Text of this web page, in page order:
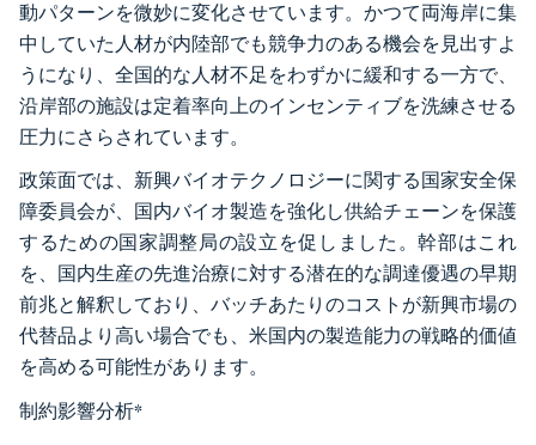
動パターンを微妙に変化させています。かつて両海岸に集
中していた人材が内陸部でも競争力のある機会を見出すよ
うになり、全国的な人材不足をわずかに緩和する一方で、
沿岸部の施設は定着率向上のインセンティブを洗練させる
圧力にさらされています。
政策面では、新興バイオテクノロジーに関する国家安全保
障委員会が、国内バイオ製造を強化し供給チェーンを保護
するための国家調整局の設立を促しました。幹部はこれ
を、国内生産の先進治療に対する潜在的な調達優遇の早期
前兆と解釈しており、バッチあたりのコストが新興市場の
代替品より高い場合でも、米国内の製造能力の戦略的価値
を高める可能性があります。
制約影響分析*